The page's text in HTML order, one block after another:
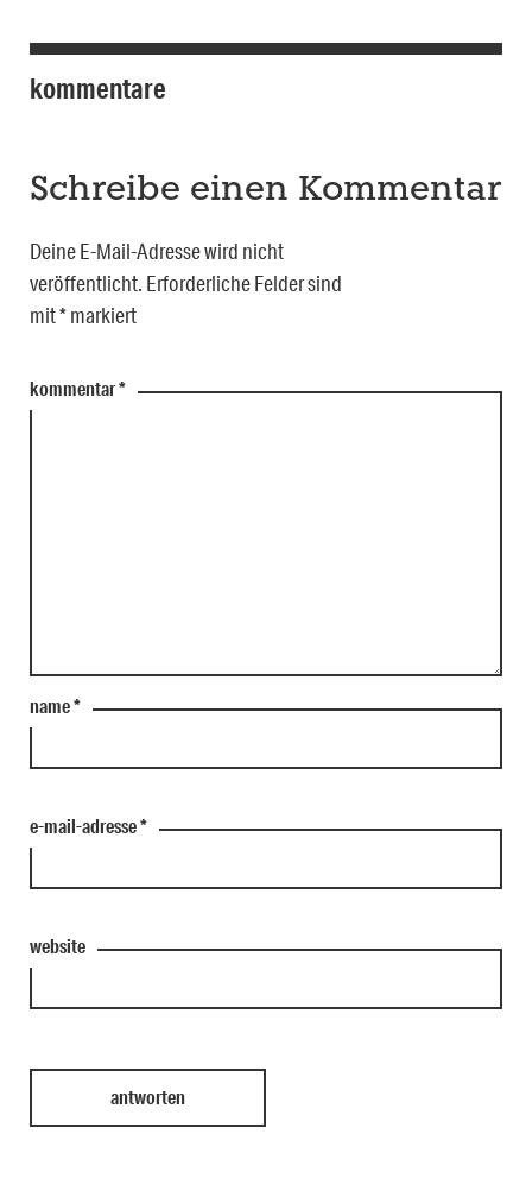
kommentare
Schreibe einen Kommentar
Deine E-Mail-Adresse wird nicht
veröffentlicht. Erforderliche Felder sind
mit*markiert
kommentar*
name*
e-mail-adresse*
website